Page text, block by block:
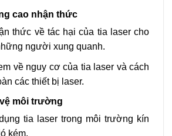
cao nhận thức
thức về tác hại của tia laser cho
người xung quanh.
về nguy cơ của tia laser và cách
các thiết bị laser.
môi trường
tia laser trong môi trường kín
kém.